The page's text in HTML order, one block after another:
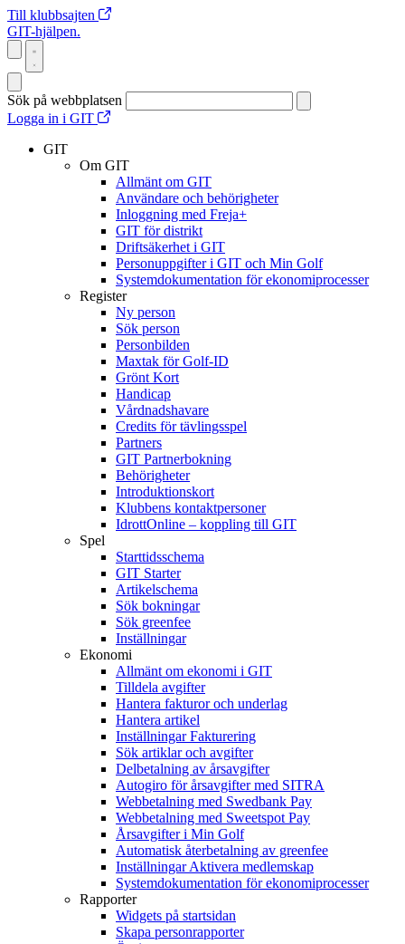
Till klubbsajten
GIT-hjälpen.
Sök på webbplatsen
Logga in i GIT
GIT
Om GIT
Allmänt om GIT
Användare och behörigheter
Inloggning med Freja+
GIT för distrikt
Driftsäkerhet i GIT
Personuppgifter i GIT och Min Golf
Systemdokumentation för ekonomiprocesser
Register
Ny person
Sök person
Personbilden
Maxtak för Golf-ID
Grönt Kort
Handicap
Vårdnadshavare
Credits för tävlingsspel
Partners
GIT Partnerbokning
Behörigheter
Introduktionskort
Klubbens kontaktpersoner
IdrottOnline – koppling till GIT
Spel
Starttidsschema
GIT Starter
Artikelschema
Sök bokningar
Sök greenfee
Inställningar
Ekonomi
Allmänt om ekonomi i GIT
Tilldela avgifter
Hantera fakturor och underlag
Hantera artikel
Inställningar Fakturering
Sök artiklar och avgifter
Delbetalning av årsavgifter
Autogiro för årsavgifter med SITRA
Webbetalning med Swedbank Pay
Webbetalning med Sweetspot Pay
Årsavgifter i Min Golf
Automatisk återbetalning av greenfee
Inställningar Aktivera medlemskap
Systemdokumentation för ekonomiprocesser
Rapporter
Widgets på startsidan
Skapa personrapporter